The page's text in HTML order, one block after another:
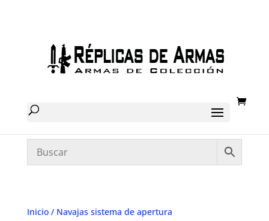
Inicio/ Navajas sistema de apertura